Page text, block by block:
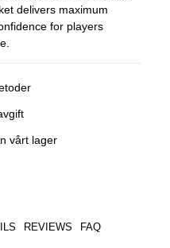
delivers maximum
for players
vårt lager
REVIEWS FAQ